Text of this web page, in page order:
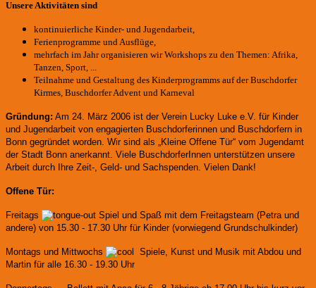
Unsere Aktivitäten sind
kontinuierliche Kinder- und Jugendarbeit,
Ferienprogramme und Ausflüge,
mehrfach im Jahr organisieren wir Workshops zu den Themen: Afrika,
Tanzen, Sport, ...
Teilnahme und Gestaltung des Kinderprogramms auf der Buschdorfer
Kirmes, Buschdorfer Advent und Karneval
Gründung: Am 24. März 2006 ist der Verein Lucky Luke e.V. für Kinder
und Jugendarbeit von engagierten Buschdorferinnen und Buschdorfern in
Bonn gegründet worden. Wir sind als „Kleine Offene Tür“ vom Jugendamt
der Stadt Bonn anerkannt. Viele BuschdorferInnen unterstützen unsere
Arbeit durch Ihre Zeit-, Geld- und Sachspenden. Vielen Dank!
Offene Tür:
Freitags
Spiel und Spaß mit dem Freitagsteam (Petra und
andere) von 15.30 - 17.30 Uhr für Kinder (vorwiegend Grundschulkinder)
Montags und Mittwochs
Spiele, Kunst und Musik mit Abdou und
Martin für alle 16.30 - 19.30 Uhr